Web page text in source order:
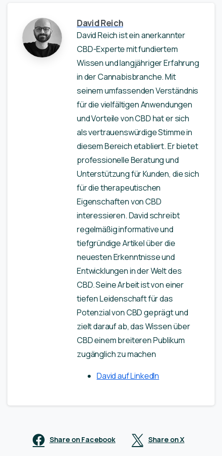
David Reich
David Reich ist ein anerkannter
CBD-Experte mit fundiertem
Wissen und langjähriger Erfahrung
in der Cannabisbranche. Mit
seinem umfassenden Verständnis
für die vielfältigen Anwendungen
und Vorteile von CBD hat er sich
als vertrauenswürdige Stimme in
diesem Bereich etabliert. Er bietet
professionelle Beratung und
Unterstützung für Kunden, die sich
für die therapeutischen
Eigenschaften von CBD
interessieren. David schreibt
regelmäßig informative und
tiefgründige Artikel über die
neuesten Erkenntnisse und
Entwicklungen in der Welt des
CBD. Seine Arbeit ist von einer
tiefen Leidenschaft für das
Potenzial von CBD geprägt und
zielt darauf ab, das Wissen über
CBD einem breiteren Publikum
zugänglich zu machen
David auf LinkedIn
Share on Facebook Share on X